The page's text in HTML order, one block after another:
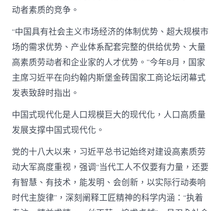
动者素质的竞争。
“中国具有社会主义市场经济的体制优势、超大规模市
场的需求优势、产业体系配套完整的供给优势、大量
高素质劳动者和企业家的人才优势。”今年8月，国家
主席习近平在向约翰内斯堡金砖国家工商论坛闭幕式
发表致辞时指出。
中国式现代化是人口规模巨大的现代化，人口高质量
发展支撑中国式现代化。
党的十八大以来，习近平总书记始终对建设高素质劳
动大军高度重视，强调“当代工人不仅要有力量，还要
有智慧、有技术，能发明、会创新，以实际行动奏响
时代主旋律”，深刻阐释工匠精神的科学内涵：“执着